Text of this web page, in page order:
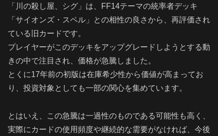
「川の殺し屋、シグ」は、FF14テーマの統率者デッキ
「サイオンズ・スペル」との相性の良さから、再評価され
ている旧カードです。
プレイヤーがこのデッキをアップグレードしようとする動
きの中で注目され、価格が急騰しました。
とくに17年前の初版は在庫希少性から価値が高まってお
り、投資対象としても一部の関心を集めています。
とはいえ、この急騰は一過性のものである可能性も高く、
実際にカードの使用頻度や継続的な需要がなければ、今後